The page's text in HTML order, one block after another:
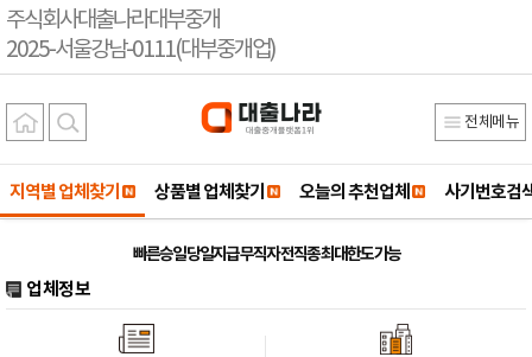
주식회사대출나라대부중개
2025-서울강남-0111(대부중개업)
전체메뉴
지역별 업체찾기 상품별 업체찾기 오늘의 추천업체 사기번호검
빠른승일 당일지급 무직자 전직종 최대한도 가능
업체정보